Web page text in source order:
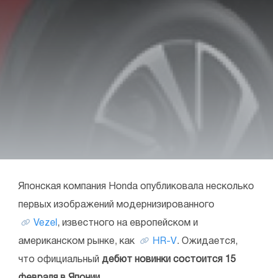
Японская компания Honda опубликовала несколько
первых изображений модернизированного
Vezel , известного на европейском и
американском рынке, как HR-V. Ожидается,
что официальный дебют новинки состоится 15